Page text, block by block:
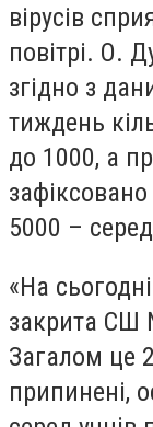
вірусів
повітрі. О.
згідно з
тиждень
до 1000, а
5000 –
«На
закрита СШ
Загалом це
припинені,